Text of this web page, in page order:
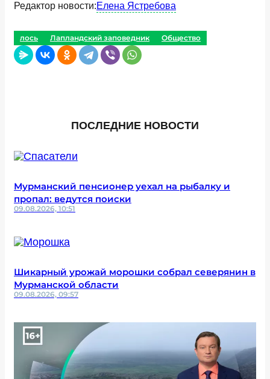
Редактор новости:Елена Ястребова
лось Лапландский заповедник Общество
ПОСЛЕДНИЕ НОВОСТИ
Мурманский пенсионер уехал на рыбалку и
пропал: ведутся поиски
09.08.2026, 10:51
Шикарный урожай морошки собрал северянин в
Мурманской области
09.08.2026, 09:57